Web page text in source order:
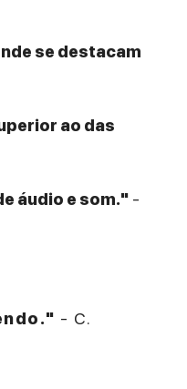
se destacam
ao das
áudio e som." -
- C.